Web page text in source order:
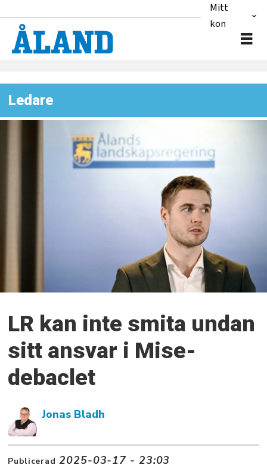
Mitt
konto
Ledare
LR kan inte smita undan
sitt ansvar i Mise-
debaclet
Jonas Bladh
Publicerad 2025-03-17 - 23:03